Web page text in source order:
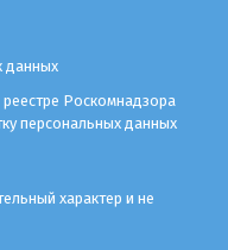
данных
реестре Роскомнадзора
персональных данных
характер и не